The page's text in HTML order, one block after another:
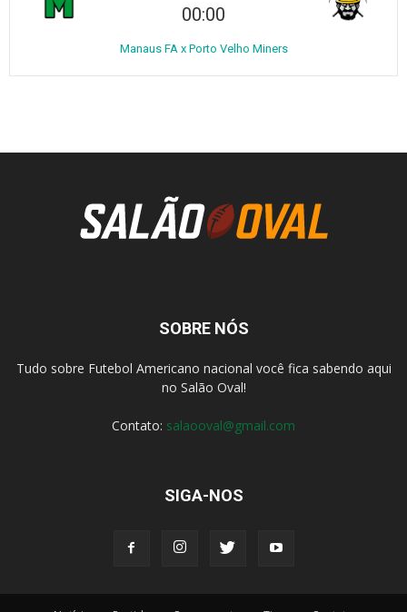
00:00
Manaus FA x Porto Velho Miners
SOBRE NÓS
Tudo sobre Futebol Americano nacional você fica sabendo aqui
no Salão Oval!
Contato: salaooval@gmail.com
SIGA-NOS